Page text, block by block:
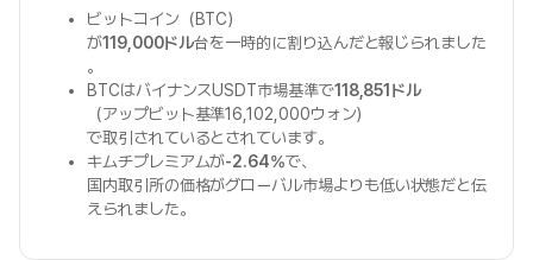
ビットコイン（BTC）
が119,000ドル台を一時的に割り込んだと報じられました
。
BTCはバイナンスUSDT市場基準で118,851ドル
（アップビット基準16,102,000ウォン）
で取引されているとされています。
キムチプレミアムが-2.64%で、
国内取引所の価格がグローバル市場よりも低い状態だと伝
えられました。